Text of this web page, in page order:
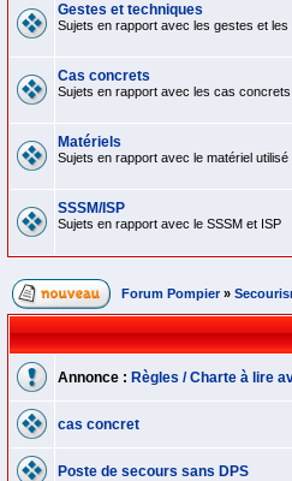
Gestes et techniques
Sujets en rapport avec les gestes et
Cas concrets
Sujets en rapport avec les cas
Matériels
Sujets en rapport avec le matériel
SSSM/ISP
Sujets en rapport avec le SSSM et ISP
Forum Pompier »
Annonce : Règles / Charte à lire
cas concret
Poste de secours sans DPS